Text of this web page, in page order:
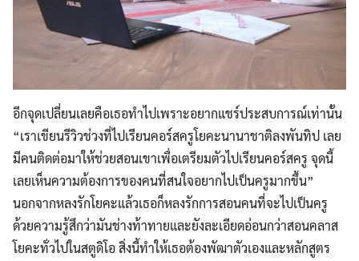
อีกจุดเปลี่ยนเลยคือเธอทำไปเพราะอยากแชร์ประสบการณ์เท่านั้น
“เราเขียนรีวิวช่วงที่ไปเรียนคอร์สครูโยคะนานาชาติลงพันทิป เลย
มีคนติดต่อมาให้ช่วยสอนเขาเพื่อเตรียมตัวไปเรียนคอร์สครู จุดนี้
เลยเห็นความต้องการของคนที่สนใจอยากไปเป็นครูมากขึ้น”
นอกจากหลงรักโยคะแล้วเธอก็หลงรักการสอนคนที่จะไปเป็นครู
ด้วยความรู้สึกว่ามันช่างท้าทายและยังละเอียดอ่อนกว่าสอนคลาส
โยคะทั่วไปในสตูดิโอ สิ่งนี้ทำให้เธอต้องพัฒาตัวเองและหลักสูตร